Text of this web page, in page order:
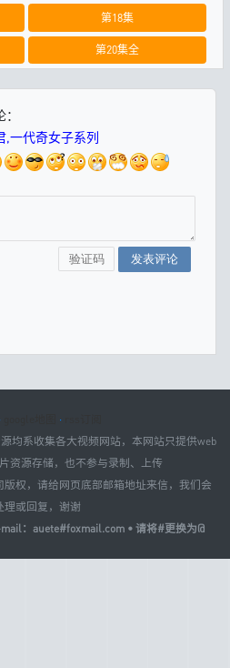
第18集
第20集全
,一代奇女子系列
· ·
均系收集各大视频网站，本网站只提供web
资源存储，也不参与录制、上传
权，请给网页底部邮箱地址来信，我们会
理或回复，谢谢
：auete#foxmail.com • 请将#更换为@